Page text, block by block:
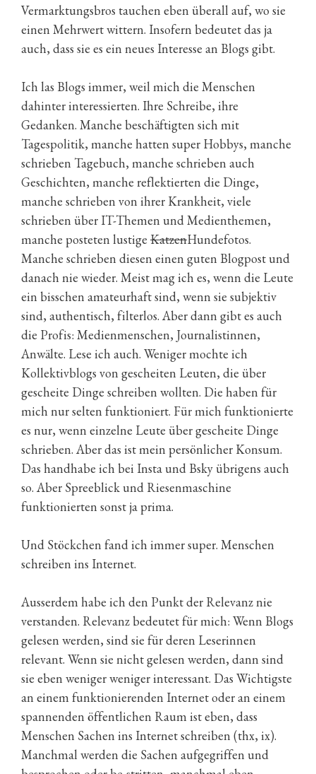
Vermarktungsbros tauchen eben überall auf, wo sie
einen Mehrwert wittern. Insofern bedeutet das ja
auch, dass sie es ein neues Interesse an Blogs gibt.
Ich las Blogs immer, weil mich die Menschen
dahinter interessierten. Ihre Schreibe, ihre
Gedanken. Manche beschäftigten sich mit
Tagespolitik, manche hatten super Hobbys, manche
schrieben Tagebuch, manche schrieben auch
Geschichten, manche reflektierten die Dinge,
manche schrieben von ihrer Krankheit, viele
schrieben über IT-Themen und Medienthemen,
manche posteten lustige KatzenHundefotos.
Manche schrieben diesen einen guten Blogpost und
danach nie wieder. Meist mag ich es, wenn die Leute
ein bisschen amateurhaft sind, wenn sie subjektiv
sind, authentisch, filterlos. Aber dann gibt es auch
die Profis: Medienmenschen, Journalistinnen,
Anwälte. Lese ich auch. Weniger mochte ich
Kollektivblogs von gescheiten Leuten, die über
gescheite Dinge schreiben wollten. Die haben für
mich nur selten funktioniert. Für mich funktionierte
es nur, wenn einzelne Leute über gescheite Dinge
schrieben. Aber das ist mein persönlicher Konsum.
Das handhabe ich bei Insta und Bsky übrigens auch
so. Aber Spreeblick und Riesenmaschine
funktionierten sonst ja prima.
Und Stöckchen fand ich immer super. Menschen
schreiben ins Internet.
Ausserdem habe ich den Punkt der Relevanz nie
verstanden. Relevanz bedeutet für mich: Wenn Blogs
gelesen werden, sind sie für deren Leserinnen
relevant. Wenn sie nicht gelesen werden, dann sind
sie eben weniger weniger interessant. Das Wichtigste
an einem funktionierenden Internet oder an einem
spannenden öffentlichen Raum ist eben, dass
Menschen Sachen ins Internet schreiben (thx, ix).
Manchmal werden die Sachen aufgegriffen und